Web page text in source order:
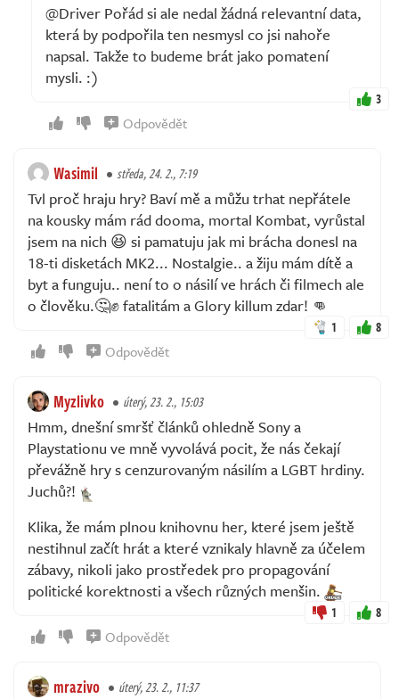
@Driver Pořád si ale nedal žádná relevantní data,
která by podpořila ten nesmysl co jsi nahoře
napsal. Takže to budeme brát jako pomatení
mysli. :)
3
Odpovědět
Wasimil středa, 24. 2., 7:19
Tvl proč hraju hry? Baví mě a můžu trhat nepřátele
na kousky mám rád dooma, mortal Kombat, vyrůstal
jsem na nich 😆 si pamatuju jak mi brácha donesl na
18-ti disketách MK2... Nostalgie.. a žiju mám dítě a
byt a funguju.. není to o násilí ve hrách či filmech ale
o člověku.🤔✊ fatalitám a Glory killum zdar! 👊
1 8
Odpovědět
Myzlivko úterý, 23. 2., 15:03
Hmm, dnešní smršť článků ohledně Sony a
Playstationu ve mně vyvolává pocit, že nás čekají
převážně hry s cenzurovaným násilím a LGBT hrdiny.
Juchů?!
Klika, že mám plnou knihovnu her, které jsem ještě
nestihnul začít hrát a které vznikaly hlavně za účelem
zábavy, nikoli jako prostředek pro propagování
politické korektnosti a všech různých menšin.
1 8
Odpovědět
mrazivo úterý, 23. 2., 11:37